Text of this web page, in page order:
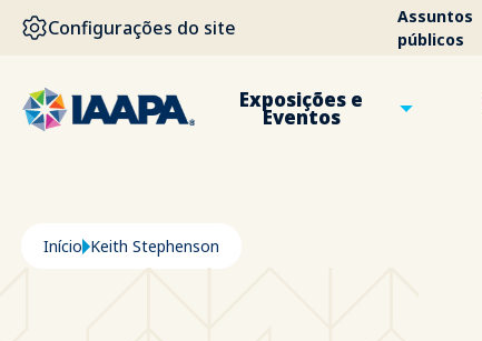
PASSAR PARA O CONTEÚDO PRINCIPAL
Configurações do site
Assuntos
públicos
Exposições e
Eventos
Navegação estrutural
Início Keith Stephenson